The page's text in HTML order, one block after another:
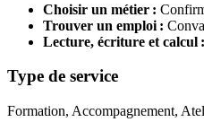
Choisir un métier :
Trouver un emploi :
Lecture, écriture et calcul :
Type de service
Formation, Accompagnement,